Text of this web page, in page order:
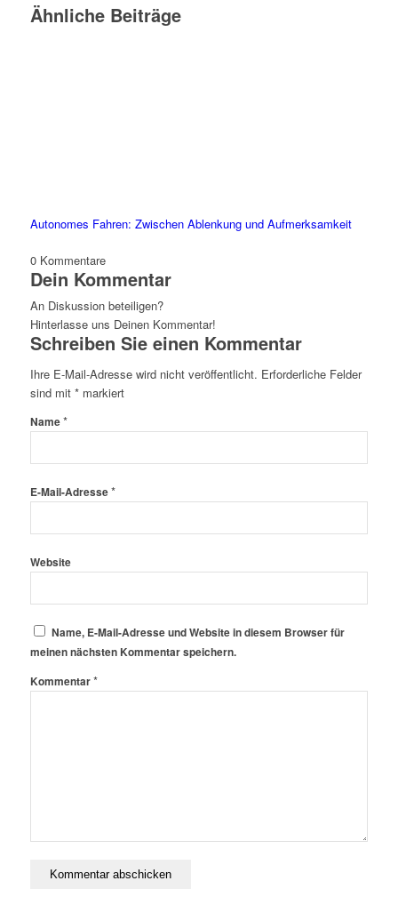
Ähnliche Beiträge
Autonomes Fahren: Zwischen Ablenkung und Aufmerksamkeit
0 Kommentare
Dein Kommentar
An Diskussion beteiligen?
Hinterlasse uns Deinen Kommentar!
Schreiben Sie einen Kommentar
Ihre E-Mail-Adresse wird nicht veröffentlicht. Erforderliche Felder
sind mit *markiert
Name*
E-Mail-Adresse*
Website
Name, E-Mail-Adresse und Website in diesem Browser für
meinen nächsten Kommentar speichern.
Kommentar*